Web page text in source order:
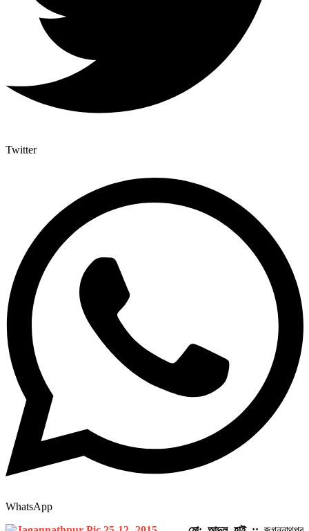
Twitter
WhatsApp